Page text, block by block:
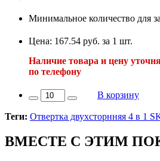
Минимальное количество для
Цена: 167.54 руб. за 1 шт.
Наличие товара и цену
по телефону
В корзину
Теги: Отвертка двухсторнняя 4 в 1
ВМЕСТЕ С ЭТИМ